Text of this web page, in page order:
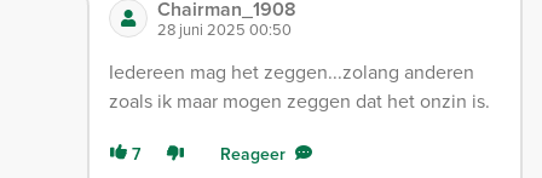
Chairman_1908
28 juni 2025 00:50
Iedereen mag het zeggen...zolang anderen
zoals ik maar mogen zeggen dat het onzin is.
7 Reageer